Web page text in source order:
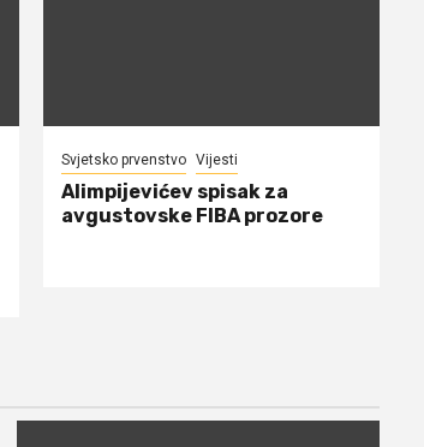
Svjetsko prvenstvo Vijesti
Alimpijevićev spisak za
avgustovske FIBA prozore